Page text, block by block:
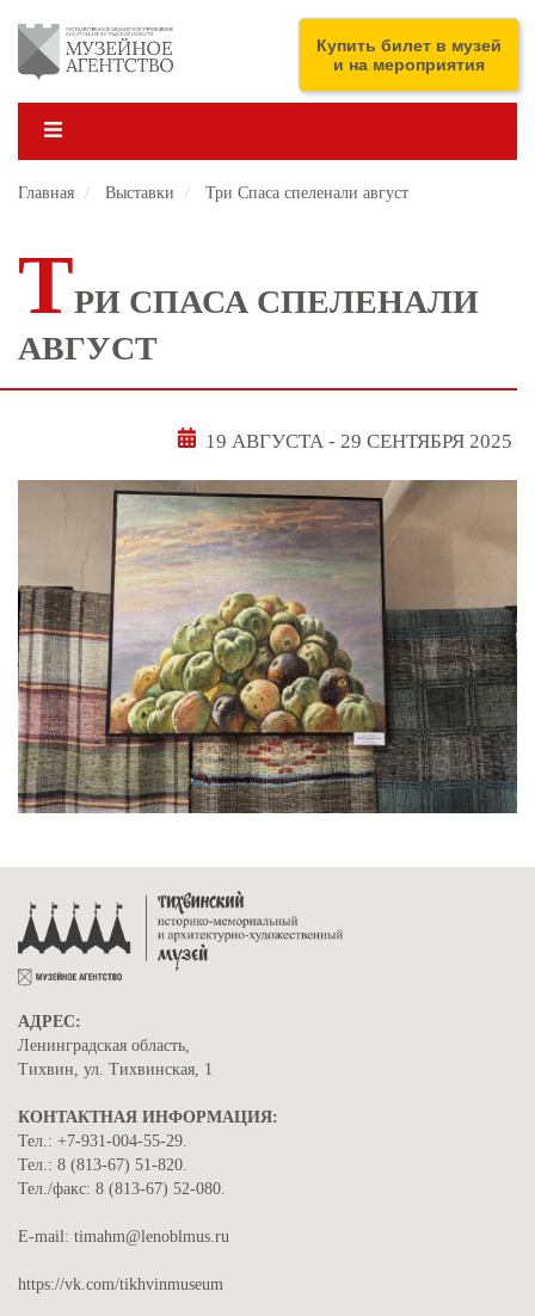
основному
содержанию
ENG
Купить билет в музей
и на мероприятия
Главная Выставки Три Спаса спеленали август
ТРИ СПАСА СПЕЛЕНАЛИ
АВГУСТ
19 АВГУСТА - 29 СЕНТЯБРЯ 2025
АДРЕС:
Ленинградская область,
Тихвин, ул. Тихвинская, 1
КОНТАКТНАЯ ИНФОРМАЦИЯ:
Тел.: +7-931-004-55-29.
Тел.: 8 (813-67) 51-820.
Тел./факс: 8 (813-67) 52-080.
Е-mail: timahm@lenoblmus.ru
https://vk.com/tikhvinmuseum